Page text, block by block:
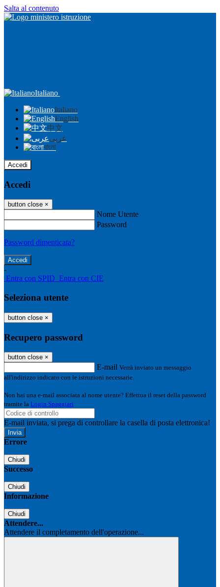
Salta al contenuto
Italiano
Italiano
English
中文
عربى
বাংলা
Accedi
Accedi
button close ×
Nome Utente
Password
Password dimenticata?
-
Entra con SPID Entra con CIE
Seleziona utente
button close ×
Recupero password
button close ×
E-mail Verrà inviato un messaggio
all'indirizzo indicato con le istruzioni necessarie.
Non hai una e-mail associata al nome utente? Effettua il reset della password
tramite la Login Spaggiari
E-mail inviata, si prega di controllare la casella di posta elettronica!
Errore
Chiudi
Successo
Chiudi
Informazione
Chiudi
Attendere...
Attendere il completamento dell'operazione...